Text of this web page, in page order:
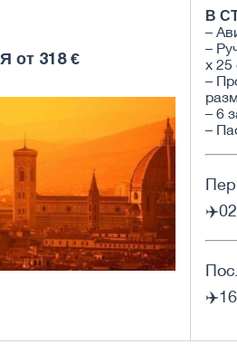
от 318 €
В
–
–
х 25
–
– 6
–